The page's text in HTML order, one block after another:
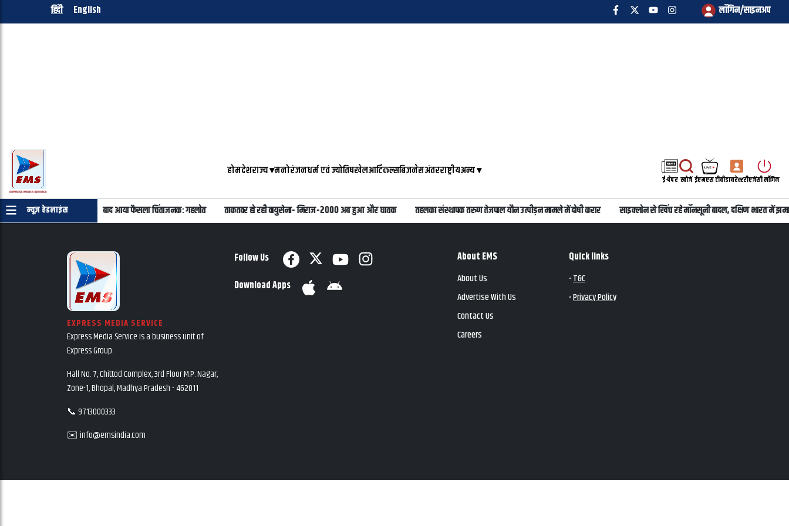
हिंदी English लॉगिन/साइनअप
होमदेशराज्य▾मनोरंजनधर्म एवं ज्योतिषखेलआर्टिकल्सबिजनेसअंतरराष्ट्रीयअन्य▾
ई-पेपर खोजें ईएमएस टीवीडायरेक्टरीएजेंसी लॉगिन
न्यूज़ हेडलाइंस
के सभी 40 आरोपी बरी, 11 साल बाद आया फैसला चिंताजनक: गहलोत ताकतवर हो रही वायुसेना- मिराज-2000 अब हुआ और घातक तहलका संस्थापक तरुण तेजपाल यौन उत्पीड़न मामले में दोषी करार साइक्लोन से खिंच रहे मॉनसूनी बादल, दक्षिण भारत में
EXPRESS MEDIA SERVICE
Express Media Service is a business unit of
Express Group.
Hall No. 7, Chittod Complex, 3rd Floor M.P. Nagar,
Zone-1, Bhopal, Madhya Pradesh - 462011
📞 9713000333
✉️ info@emsindia.com
Follow Us
Download Apps
About EMS
About Us
Advertise With Us
Contact Us
Careers
Quick links
•T&C
•Privacy Policy